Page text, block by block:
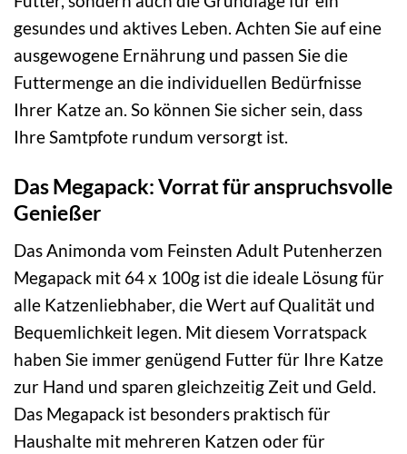
gesundes und aktives Leben. Achten Sie auf eine
ausgewogene Ernährung und passen Sie die
Futtermenge an die individuellen Bedürfnisse
Ihrer Katze an. So können Sie sicher sein, dass
Ihre Samtpfote rundum versorgt ist.
Das Megapack: Vorrat für anspruchsvolle
Genießer
Das Animonda vom Feinsten Adult Putenherzen
Megapack mit 64 x 100g ist die ideale Lösung für
alle Katzenliebhaber, die Wert auf Qualität und
Bequemlichkeit legen. Mit diesem Vorratspack
haben Sie immer genügend Futter für Ihre Katze
zur Hand und sparen gleichzeitig Zeit und Geld.
Das Megapack ist besonders praktisch für
Haushalte mit mehreren Katzen oder für